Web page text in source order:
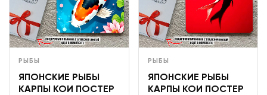
РЫБЫ
ЯПОНСКИЕ РЫБЫ
КАРПЫ КОИ ПОСТЕР
РЫБЫ
ЯПОНСКИЕ РЫБЫ
КАРПЫ КОИ ПОСТЕР